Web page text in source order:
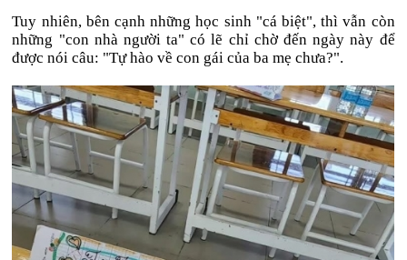
Tuy nhiên, bên cạnh những học sinh "cá biệt", thì vẫn còn
những "con nhà người ta" có lẽ chỉ chờ đến ngày này để
được nói câu: "Tự hào về con gái của ba mẹ chưa?".